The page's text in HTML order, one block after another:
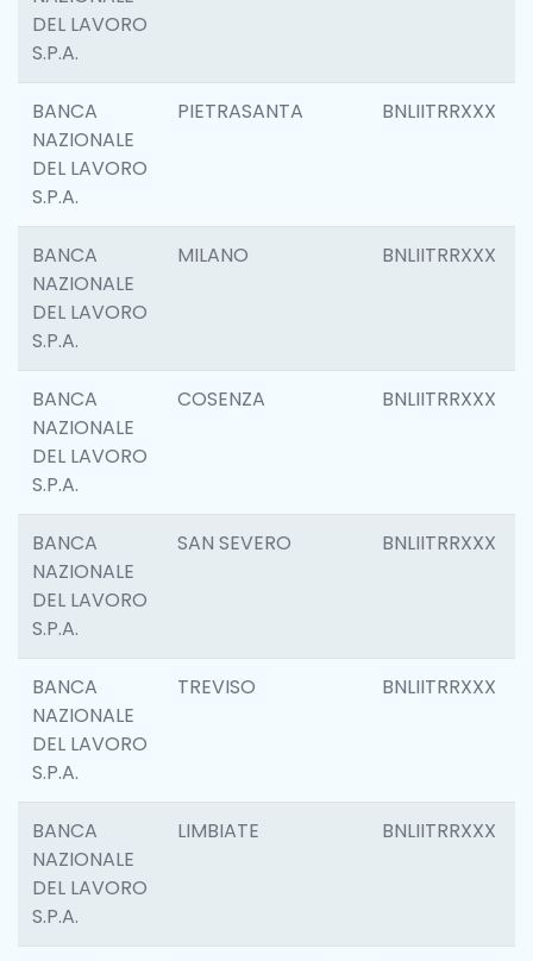
DEL LAVORO
S.P.A.
BANCA
NAZIONALE
DEL LAVORO
S.P.A.
PIETRASANTA BNLIITRRXXX
BANCA
NAZIONALE
DEL LAVORO
S.P.A.
MILANO BNLIITRRXXX
BANCA
NAZIONALE
DEL LAVORO
S.P.A.
COSENZA BNLIITRRXXX
BANCA
NAZIONALE
DEL LAVORO
S.P.A.
SAN SEVERO BNLIITRRXXX
BANCA
NAZIONALE
DEL LAVORO
S.P.A.
TREVISO BNLIITRRXXX
BANCA
NAZIONALE
DEL LAVORO
S.P.A.
LIMBIATE BNLIITRRXXX